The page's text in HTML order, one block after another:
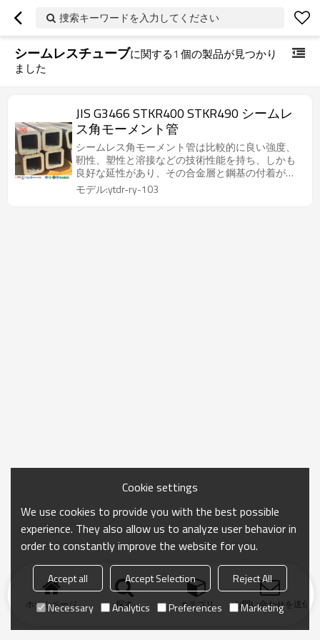
捜索キーワードを入力してください
シームレスチューブに関する1 個の製品が見つかり
ました
JIS G3466 STKR400 STKR490 シームレ
ス角モーメント管
シームレス角モーメント管は比較的に良い強度、
靭性、塑性と溶接などの技術性能を持ち、しかも
良好な延性があり、その合金層と鋼基の付着が強
固である
モデル:ytdr-ry-103
ホームページ 探す カテゴリ お問い合わせを送信
Cookie settings
We use cookies to provide you with the best possible
experience. They also allow us to analyze user behavior in
order to constantly improve the website for you.
Accept all Accept Selection
Reject All
Necessary
Analytics Preferences Marketing